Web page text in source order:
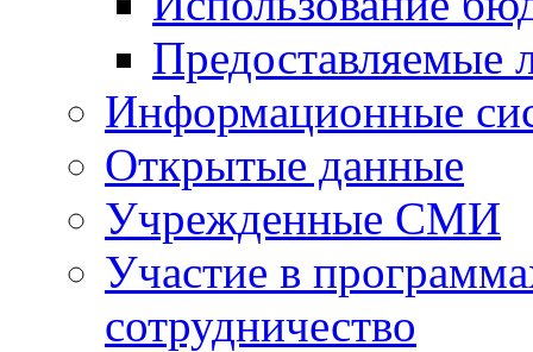
Предоставляемые
Информационные
Открытые данные
Учрежденные СМИ
Участие в
сотрудничество